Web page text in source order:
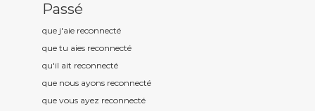
Passé
que j'aie reconnecté
que tu aies reconnecté
qu'il ait reconnecté
que nous ayons reconnecté
que vous ayez reconnecté